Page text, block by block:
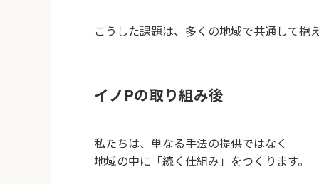
こうした課題は、多くの地域で共通して抱え
イノPの取り組み後
私たちは、単なる手法の提供ではなく
地域の中に「続く仕組み」をつくります。